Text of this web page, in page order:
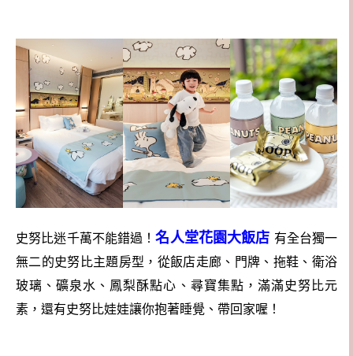
史努比迷千萬不能錯過！名人堂花園大飯店 有全台獨一
無二的史努比主題房型，從飯店走廊、門牌、拖鞋、衛浴
玻璃、礦泉水、鳳梨酥點心、尋寶集點，滿滿史努比元
素，還有史努比娃娃讓你抱著睡覺、帶回家喔！